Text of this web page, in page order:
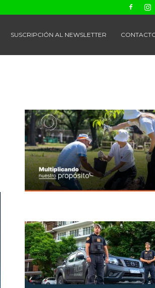
SUSCRIPCIÓN AL NEWSLETTER